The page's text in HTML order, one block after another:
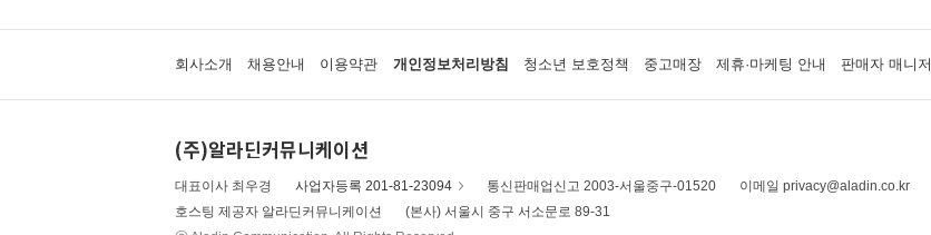
회사소개 채용안내 이용약관 개인정보처리방침 청소년 보호정책 중고매장 제휴·마케팅 안내 판매자 매니저
(주)알라딘커뮤니케이션
대표이사 최우경 사업자등록 201-81-23094 통신판매업신고 2003-서울중구-01520
이메일 privacy@aladin.co.kr
호스팅 제공자 알라딘커뮤니케이션
(본사) 서울시 중구 서소문로 89-31